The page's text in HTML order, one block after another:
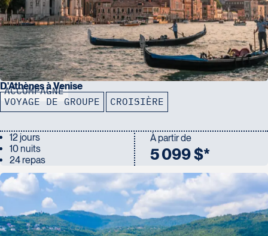
ACCOMPAGNÉ
D'Athènes à Venise
VOYAGE DE GROUPE CROISIÈRE
12 jours
10 nuits
24 repas
À partir de
5 099 $*